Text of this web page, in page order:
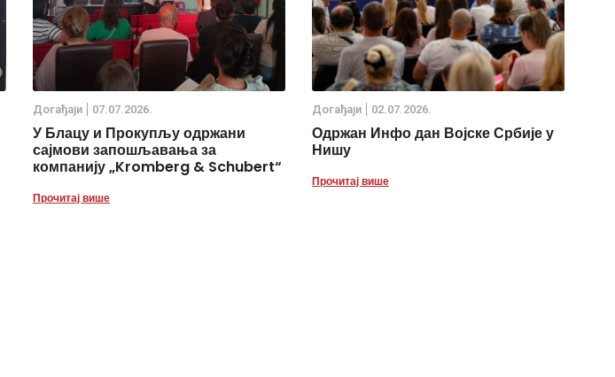
Дoгађаjи 07.07.2026.
У Блацу и Прокупљу одржани
сајмови запошљавања за
компанију „Kromberg & Schubert“
Прочитај више
Дoгађаjи 02.07.2026.
Одржан Инфо дан Војске Србије у
Нишу
Прочитај више